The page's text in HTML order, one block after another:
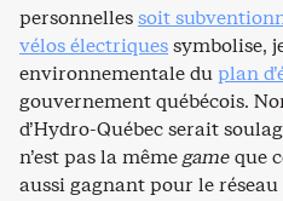
personnellessoit
vélos électriquessymbolise,
environnementale duplan
gouvernement québécois.
d’Hydro-Québec serait
n’est pas la mêmegameque
aussi gagnant pour le